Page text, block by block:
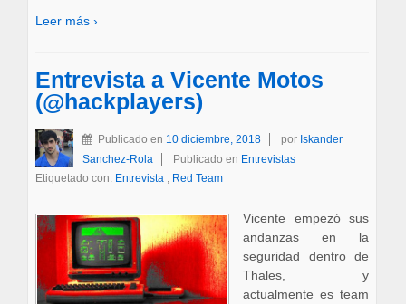
Leer más ›
Entrevista a Vicente Motos
(@hackplayers)
Publicado en 10 diciembre, 2018 por Iskander
Sanchez-Rola
Publicado en Entrevistas
Etiquetado con: Entrevista, Red Team
Vicente empezó sus
andanzas en la
seguridad dentro de
Thales, y
actualmente es team